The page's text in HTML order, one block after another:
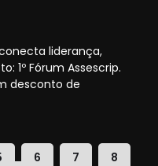
liderança,
1º Fórum Assescrip.
desconto de
6 7
8